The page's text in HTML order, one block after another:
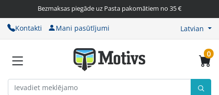
Bezmaksas piegāde uz Pasta pakomātiem no 35 €
Kontakti Mani pasūtījumi Latvian
0